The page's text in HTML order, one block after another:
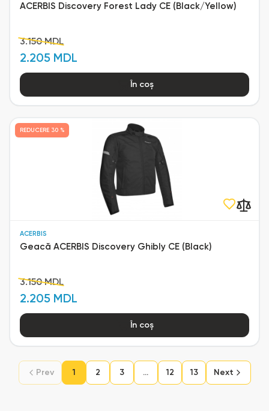
ACERBIS Discovery Forest Lady CE (Black/Yellow)
3.150 MDL
2.205 MDL
În coș
ACERBIS
Geacă ACERBIS Discovery Ghibly CE (Black)
3.150 MDL
2.205 MDL
REDUCERE 30 %
În coș
Prev 1 2 3 ... 12 13 Next